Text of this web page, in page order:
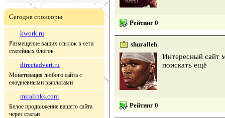
Сегодня спонсоры
kwork.ru
Размещение ваших ссылок в сети
статейных блогов
directadvert.ru
Монетизация любого сайта с
ежедневными выплатами
miralinks.com
Белое продвижение вашего сайта
через статьи
Рейтинг 0
shuralleh
Интересный сайт
поискать ещё
Рейтинг 0